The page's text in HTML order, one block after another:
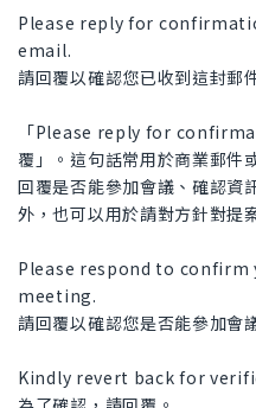
Please reply for
email.
請回覆以確認您已收到這封郵
「Please reply for
覆」。這句話常用於商業郵件
回覆是否能參加會議、確認資
外，也可以用於請對方針對提
Please respond to
meeting.
請回覆以確認您是否能參加會
Kindly revert back for